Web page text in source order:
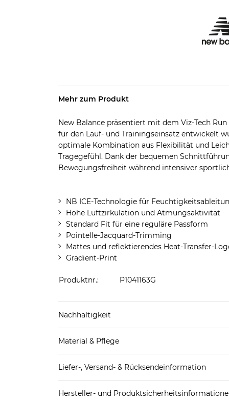
Mehr zum Produkt
New Balance präsentiert mit dem Viz-Tech
für den Lauf- und Trainingseinsatz entwickelt
optimale Kombination aus Flexibilität und
Tragegefühl. Dank der bequemen
Bewegungsfreiheit während intensiver
NB ICE-Technologie für
Hohe Luftzirkulation und Atmungsaktivität
Standard Fit für eine reguläre Passform
Pointelle-Jacquard-Trimming
Mattes und reflektierendes Heat-Transfer-
Gradient-Print
Produktnr.: P1041163G
Nachhaltigkeit
Mehr Information zu diesen Angaben findest
Material & Pflege
Liefer-, Versand- & Rücksendeinformation
Hersteller- und